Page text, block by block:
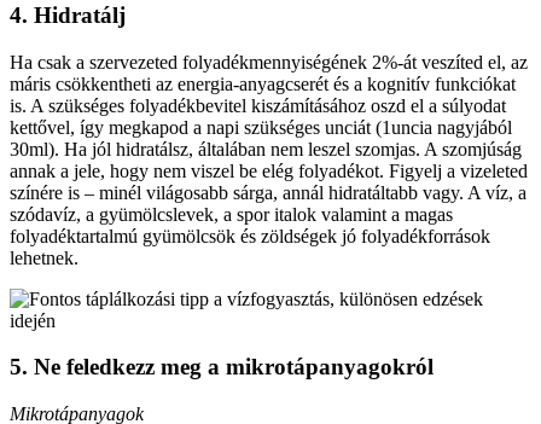
4. Hidratálj
Ha csak a szervezeted folyadékmennyiségének 2%-át veszíted el, az
máris csökkentheti az energia-anyagcserét és a kognitív funkciókat
is. A szükséges folyadékbevitel kiszámításához oszd el a súlyodat
kettővel, így megkapod a napi szükséges unciát (1uncia nagyjából
30ml). Ha jól hidratálsz, általában nem leszel szomjas. A szomjúság
annak a jele, hogy nem viszel be elég folyadékot. Figyelj a vizeleted
színére is – minél világosabb sárga, annál hidratáltabb vagy. A víz, a
szódavíz, a gyümölcslevek, a spor italok valamint a magas
folyadéktartalmú gyümölcsök és zöldségek jó folyadékforrások
lehetnek.
5. Ne feledkezz meg a mikrotápanyagokról
Mikrotápanyagok